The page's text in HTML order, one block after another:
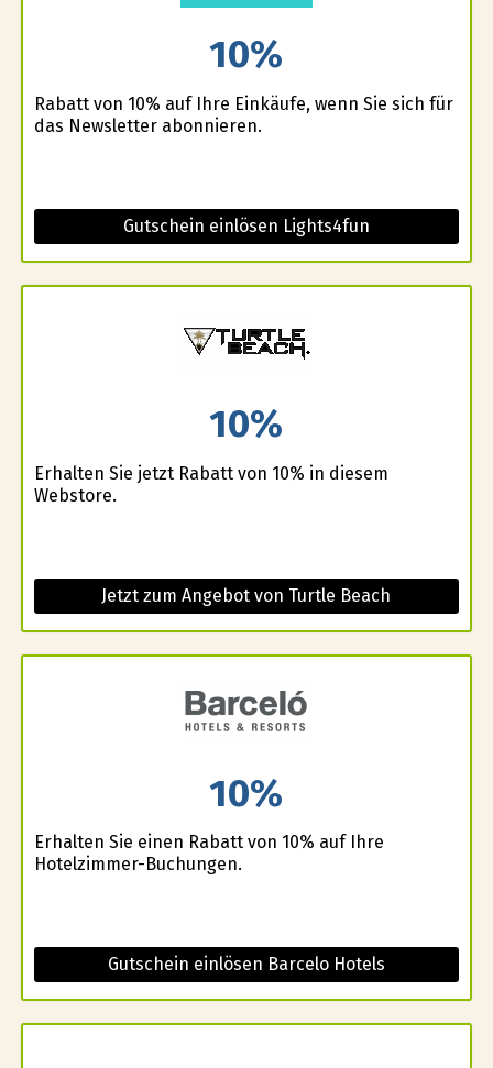
10%
Rabatt von 10% auf Ihre Einkäufe, wenn Sie sich für
das Newsletter abonnieren.
Gutschein einlösen Lights4fun
10%
Erhalten Sie jetzt Rabatt von 10% in diesem
Webstore.
Jetzt zum Angebot von Turtle Beach
10%
Erhalten Sie einen Rabatt von 10% auf Ihre
Hotelzimmer-Buchungen.
Gutschein einlösen Barcelo Hotels